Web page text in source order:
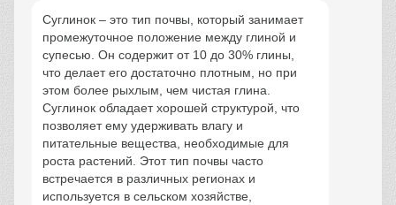
Суглинок – это тип почвы, который занимает
промежуточное положение между глиной и
супесью. Он содержит от 10 до 30% глины,
что делает его достаточно плотным, но при
этом более рыхлым, чем чистая глина.
Суглинок обладает хорошей структурой, что
позволяет ему удерживать влагу и
питательные вещества, необходимые для
роста растений. Этот тип почвы часто
встречается в различных регионах и
используется в сельском хозяйстве,